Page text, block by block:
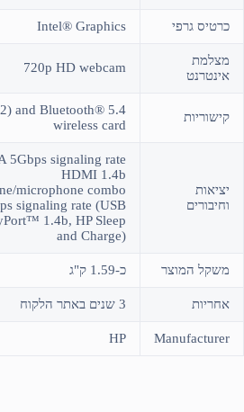
כרטיס גרפי Intel® Graphics
מצלמת
אינטרנט
720p HD webcam
קישוריות
and Bluetooth® 5.4
wireless card
יציאות
וחיבורים
5Gbps signaling rate
HDMI 1.4b
microphone combo
signaling rate (USB
1.4b, HP Sleep
and Charge)
משקל המוצר כ-1.59 ק"ג
אחריות 3 שנים באתר הלקוח
Manufacturer
HP